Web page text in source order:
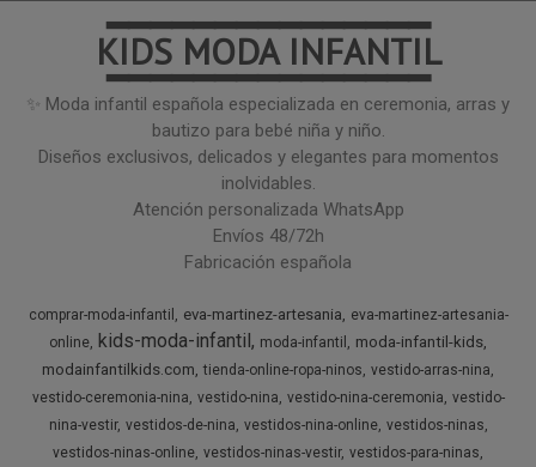
━━━━━━━━━━━━━━━
KIDS MODA INFANTIL
━━━━━━━━━━━━━━━
✨ Moda infantil española especializada en ceremonia, arras y
bautizo para bebé niña y niño.
Diseños exclusivos, delicados y elegantes para momentos
inolvidables.
Atención personalizada WhatsApp
Envíos 48/72h
Fabricación española
comprar-moda-infantil eva-martinez-artesania
eva-martinez-artesania-
online
kids-moda-infantil moda-infantil
moda-infantil-kids
modainfantilkids.com tienda-online-ropa-ninos vestido-arras-nina
vestido-ceremonia-nina vestido-nina vestido-nina-ceremonia vestido-
nina-vestir vestidos-de-nina vestidos-nina-online vestidos-ninas
vestidos-ninas-online vestidos-ninas-vestir vestidos-para-ninas